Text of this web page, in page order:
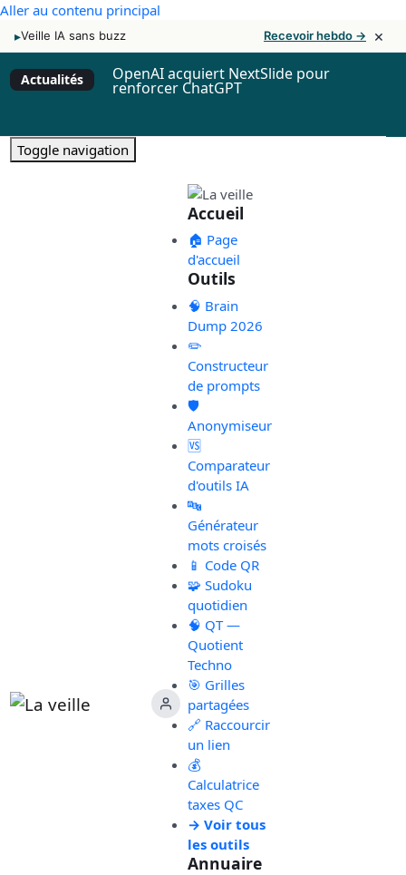
Aller au contenu principal
▸Veille IA sans buzz Recevoir hebdo → ×
Actualités OpenAI acquiert NextSlide pour
renforcer ChatGPT
Toggle navigation
Accueil
🏠 Page
d'accueil
Outils
🧠 Brain
Dump 2026
✏️
Constructeur
de prompts
🛡️
Anonymiseur
🆚
Comparateur
d'outils IA
🔤
Générateur
mots croisés
📱 Code QR
🧩 Sudoku
quotidien
🧠 QT —
Quotient
Techno
🎯 Grilles
partagées
🔗 Raccourcir
un lien
💰
Calculatrice
taxes QC
→ Voir tous
les outils
Annuaire